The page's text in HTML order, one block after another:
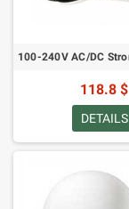
118.8 $
DETAILS